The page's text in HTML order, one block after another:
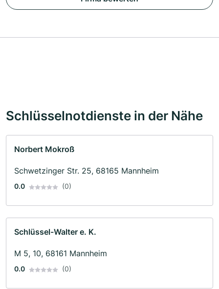
Schlüsselnotdienste in der Nähe
Norbert Mokroß
Schwetzinger Str. 25, 68165 Mannheim
0.0 (0)
Schlüssel-Walter e. K.
M 5, 10, 68161 Mannheim
0.0 (0)